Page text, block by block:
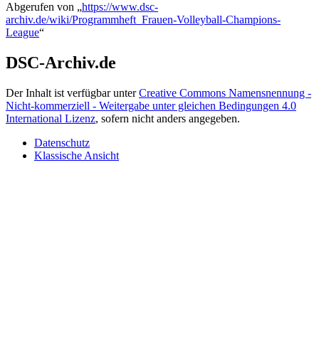
Abgerufen von „https://www.dsc-
archiv.de/wiki/Programmheft_Frauen-Volleyball-Champions-
League“
DSC-Archiv.de
Der Inhalt ist verfügbar unterCreative Commons Namensnennung -
Nicht-kommerziell - Weitergabe unter gleichen Bedingungen 4.0
International Lizenz, sofern nicht anders angegeben.
Datenschutz
Klassische Ansicht